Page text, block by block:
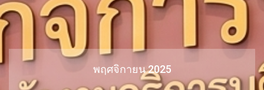
พฤศจิกายน 2025